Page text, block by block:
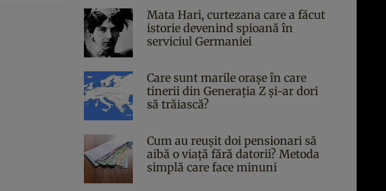
Mata Hari, curtezana care a făcut
istorie devenind spioană în
serviciul Germaniei
Care sunt marile orașe în care
tinerii din Generația Z și-ar dori
să trăiască?
Cum au reușit doi pensionari să
aibă o viață fără datorii? Metoda
simplă care face minuni